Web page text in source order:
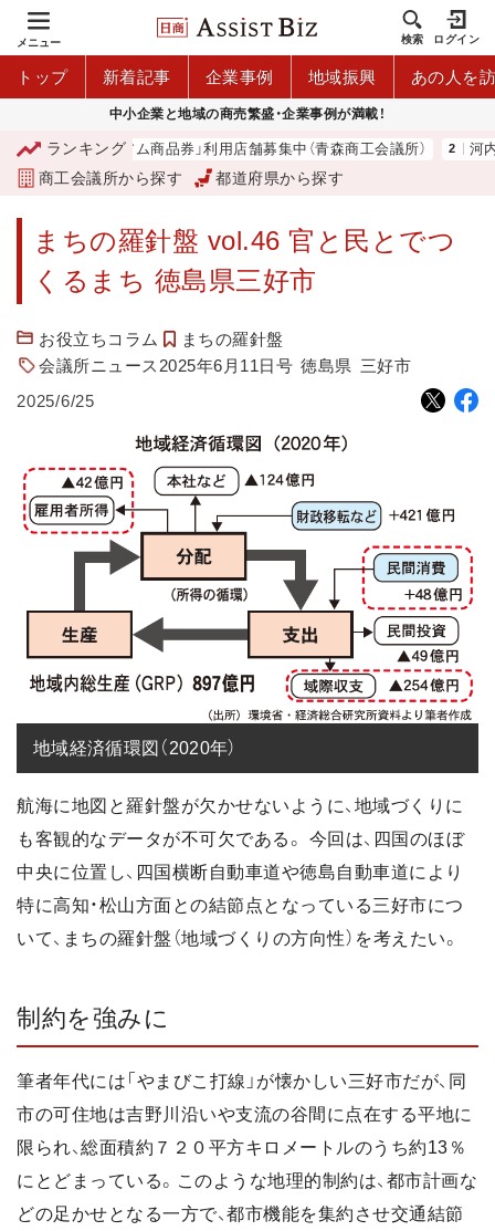
メニュー 検索 ログイン
トップ 新着記事 企業事例 地域振興 あの人を
中小企業と地域の商売繁盛・企業事例が満載！
ランキング
青森市プレミアム商品券」利用店舗募集中（青森商工会議所） 河内 大
商工会議所から探す 都道府県から探す
まちの羅針盤 vol.46 官と民とでつ
くるまち 徳島県三好市
お役立ちコラム
まちの羅針盤
会議所ニュース2025年6月11日号 徳島県 三好市
2025/6/25
地域経済循環図（2020年）
航海に地図と羅針盤が欠かせないように、地域づくりに
も客観的なデータが不可欠である。 今回は、四国のほぼ
中央に位置し、四国横断自動車道や徳島自動車道により
特に高知・松山方面との結節点となっている三好市につ
いて、まちの羅針盤（地域づくりの方向性）を考えたい。
制約を強みに
筆者年代には「やまびこ打線」が懐かしい三好市だが、同
市の可住地は吉野川沿いや支流の谷間に点在する平地に
限られ、総面積約７２０平方キロメートルのうち約13％
にとどまっている。このような地理的制約は、都市計画な
どの足かせとなる一方で、都市機能を集約させ交通結節